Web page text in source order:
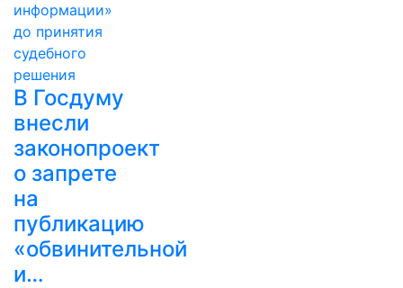
В Госдуму
внесли
законопроект
о запрете
на
публикацию
«обвинительной
и…